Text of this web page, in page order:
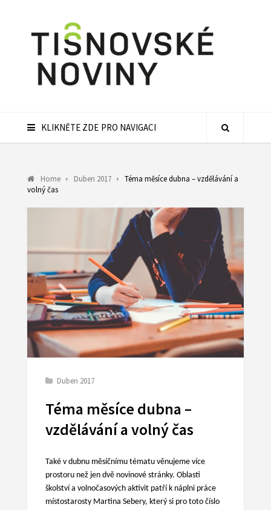
KLIKNĚTE ZDE PRO NAVIGACI
Home Duben 2017
Téma měsíce dubna – vzdělávání a
volný čas
Duben 2017
Téma měsíce dubna –
vzdělávání a volný čas
Také v dubnu měsíčnímu tématu věnujeme více
prostoru než jen dvě novinové stránky. Oblasti
školství a volnočasových aktivit patří k náplni práce
místostarosty Martina Sebery, který si pro toto číslo